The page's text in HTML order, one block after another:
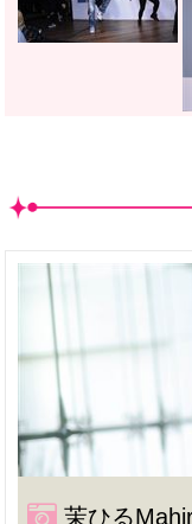
茉ひる